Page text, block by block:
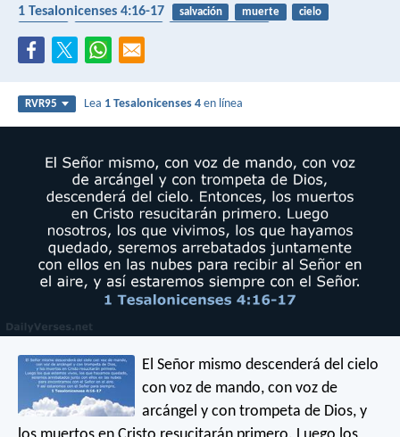
1 Tesalonicenses 4:16-17 salvación muerte
cielo
RVR95 Lea 1 Tesalonicenses 4 en línea
El Señor mismo descenderá del cielo
con voz de mando, con voz de
arcángel y con trompeta de Dios, y